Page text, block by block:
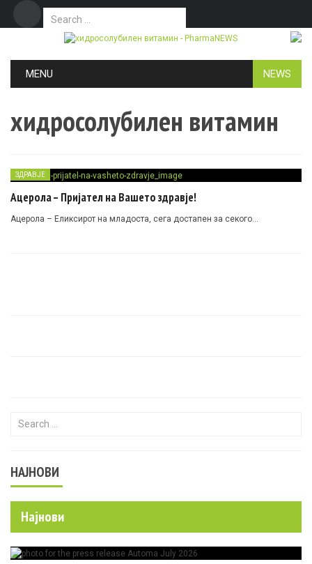
Search for:
MENU NEWS
хидросолубилен витамин
ЗДРАВЈЕ
Ацерола – Пријател на Вашето здравје!
Ацерола – Еликсирот на младоста, сега достапен за секого…
Search for:
НАЈНОВИ
Најнови